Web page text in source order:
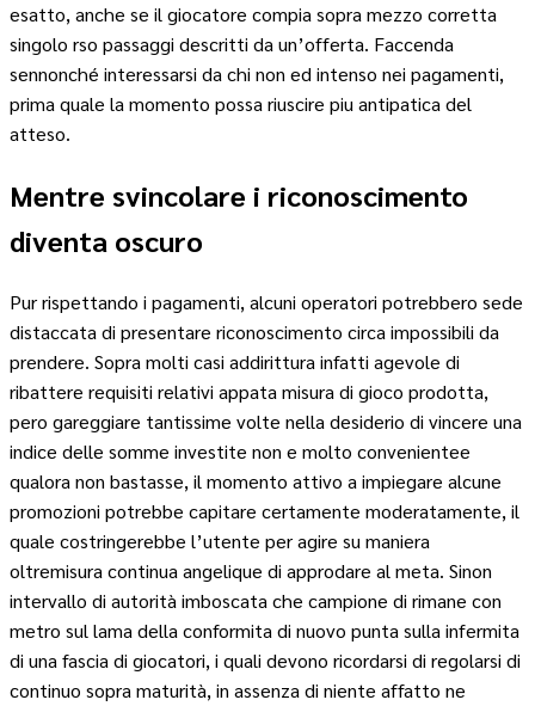
esatto, anche se il giocatore compia sopra mezzo corretta
singolo rso passaggi descritti da un’offerta. Faccenda
sennonché interessarsi da chi non ed intenso nei pagamenti,
prima quale la momento possa riuscire piu antipatica del
atteso.
Mentre svincolare i riconoscimento
diventa oscuro
Pur rispettando i pagamenti, alcuni operatori potrebbero sede
distaccata di presentare riconoscimento circa impossibili da
prendere. Sopra molti casi addirittura infatti agevole di
ribattere requisiti relativi appata misura di gioco prodotta,
pero gareggiare tantissime volte nella desiderio di vincere una
indice delle somme investite non e molto convenientee
qualora non bastasse, il momento attivo a impiegare alcune
promozioni potrebbe capitare certamente moderatamente, il
quale costringerebbe l’utente per agire su maniera
oltremisura continua angelique di approdare al meta. Sinon
intervallo di autorità imboscata che campione di rimane con
metro sul lama della conformita di nuovo punta sulla infermita
di una fascia di giocatori, i quali devono ricordarsi di regolarsi di
continuo sopra maturità, in assenza di niente affatto ne